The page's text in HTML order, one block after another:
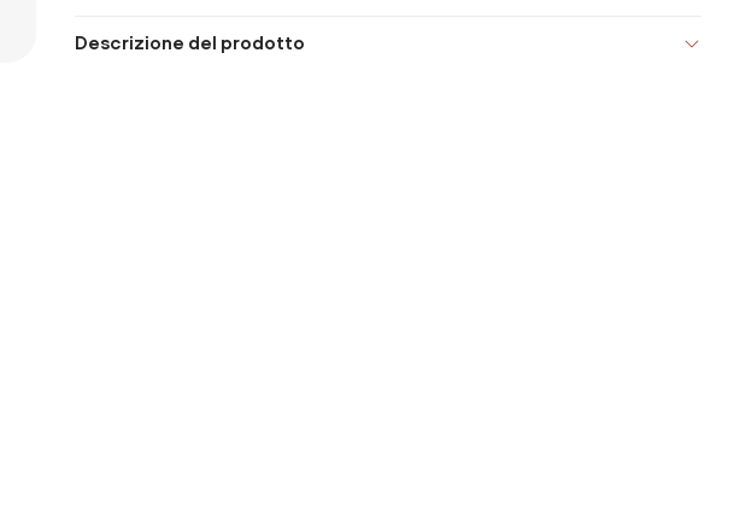
Descrizione del prodotto